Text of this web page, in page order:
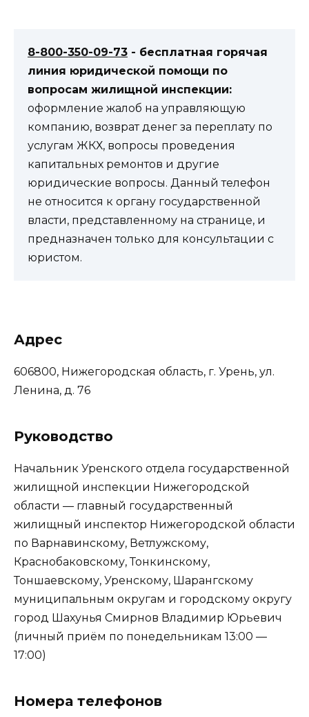
8-800-350-09-73 - бесплатная горячая
линия юридической помощи по
вопросам жилищной инспекции:
оформление жалоб на управляющую
компанию, возврат денег за переплату по
услугам ЖКХ, вопросы проведения
капитальных ремонтов и другие
юридические вопросы. Данный телефон
не относится к органу государственной
власти, представленному на странице, и
предназначен только для консультации с
юристом.
Адрес
606800, Нижегородская область, г. Урень, ул.
Ленина, д. 76
Руководство
Начальник Уренского отдела государственной
жилищной инспекции Нижегородской
области — главный государственный
жилищный инспектор Нижегородской области
по Варнавинскому, Ветлужскому,
Краснобаковскому, Тонкинскому,
Тоншаевскому, Уренскому, Шарангскому
муниципальным округам и городскому округу
город Шахунья Смирнов Владимир Юрьевич
(личный приём по понедельникам 13:00 —
17:00)
Номера телефонов